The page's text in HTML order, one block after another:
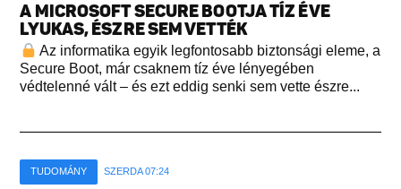
A MICROSOFT SECURE BOOTJA TÍZ ÉVE
LYUKAS, ÉSZRE SEM VETTÉK
Az informatika egyik legfontosabb biztonsági eleme, a
Secure Boot, már csaknem tíz éve lényegében
védtelenné vált – és ezt eddig senki sem vette észre...
TUDOMÁNY SZERDA 07:24